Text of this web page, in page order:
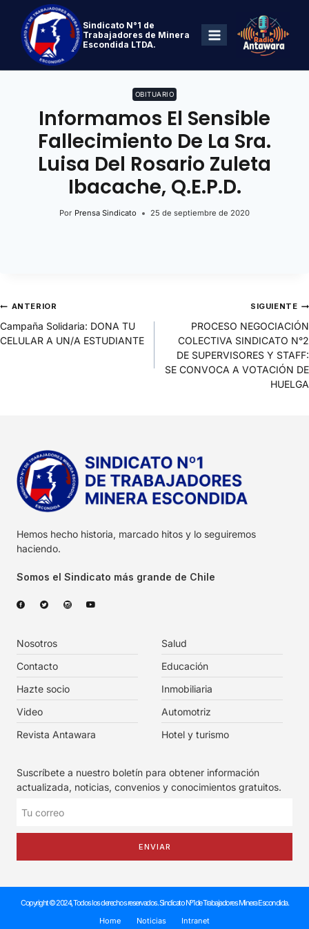
Sindicato N°1 de
Trabajadores de Minera
Escondida LTDA.
OBITUARIO
Informamos El Sensible
Fallecimiento De La Sra.
Luisa Del Rosario Zuleta
Ibacache, Q.E.P.D.
Por Prensa Sindicato 25 de septiembre de 2020
ANTERIOR
Campaña Solidaria: DONA TU
CELULAR A UN/A ESTUDIANTE
SIGUIENTE
PROCESO NEGOCIACIÓN
COLECTIVA SINDICATO N°2
DE SUPERVISORES Y STAFF:
SE CONVOCA A VOTACIÓN DE
HUELGA
Hemos hecho historia, marcado hitos y lo seguiremos
haciendo.
Somos el Sindicato más grande de Chile
Nosotros
Contacto
Hazte socio
Video
Revista Antawara
Salud
Educación
Inmobiliaria
Automotriz
Hotel y turismo
Suscríbete a nuestro boletín para obtener información
actualizada, noticias, convenios y conocimientos gratuitos.
ENVIAR
Copyright © 2024, Todos los derechos reservados. Sindicato Nº1 de Trabajadores Minera Escondida.
Home
Noticias Intranet